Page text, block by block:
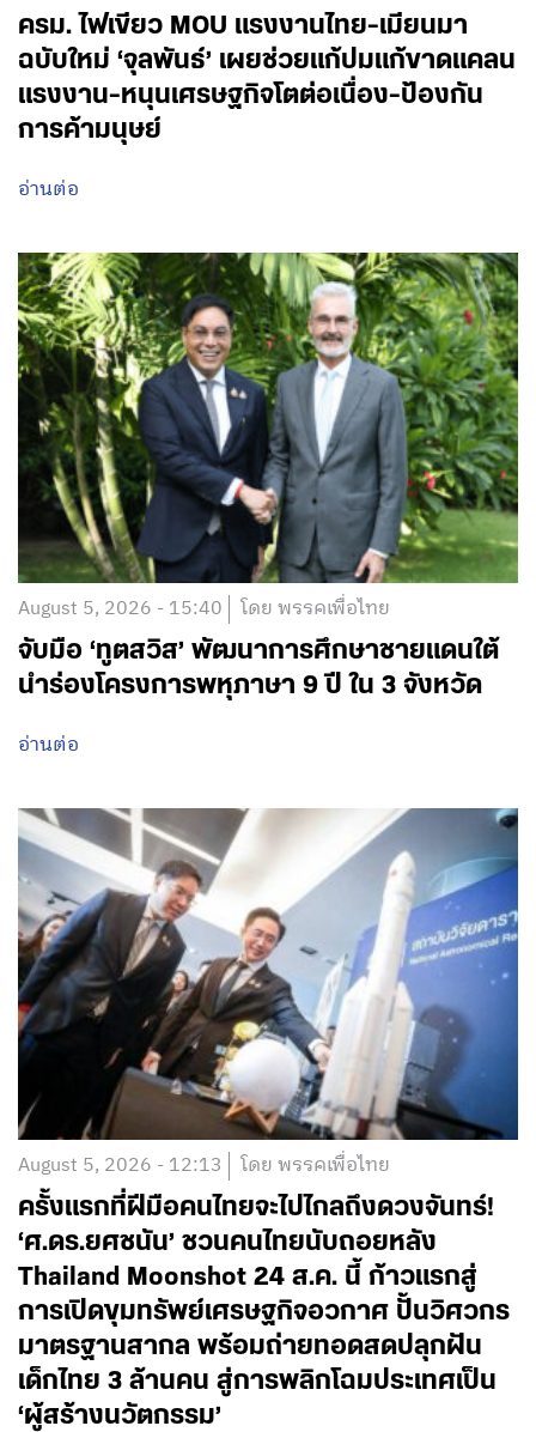
ครม. ไฟเขียว MOU แรงงานไทย-เมียนมา
ฉบับใหม่ ‘จุลพันธ์’ เผยช่วยแก้ปมแก้ขาดแคลน
แรงงาน-หนุนเศรษฐกิจโตต่อเนื่อง-ป้องกัน
การค้ามนุษย์
อ่านต่อ
August 5, 2026 - 15:40 โดย พรรคเพื่อไทย
จับมือ ‘ทูตสวิส’ พัฒนาการศึกษาชายแดนใต้
นำร่องโครงการพหุภาษา 9 ปี ใน 3 จังหวัด
อ่านต่อ
August 5, 2026 - 12:13 โดย พรรคเพื่อไทย
ครั้งแรกที่ฝีมือคนไทยจะไปไกลถึงดวงจันทร์!
‘ศ.ดร.ยศชนัน’ ชวนคนไทยนับถอยหลัง
Thailand Moonshot 24 ส.ค. นี้ ก้าวแรกสู่
การเปิดขุมทรัพย์เศรษฐกิจอวกาศ ปั้นวิศวกร
มาตรฐานสากล พร้อมถ่ายทอดสดปลุกฝัน
เด็กไทย 3 ล้านคน สู่การพลิกโฉมประเทศเป็น
‘ผู้สร้างนวัตกรรม’